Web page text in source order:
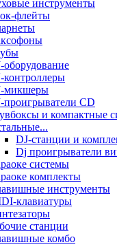
инструменты
флейты
оборудование
контроллеры
микшеры
проигрыватели CD
и компактные
DJ-станции и
Dj проигрыватели
системы
комплекты
инструменты
клавиатуры
станции
комбо